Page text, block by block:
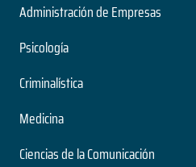
Administración de Empresas
Psicología
Criminalística
Medicina
Ciencias de la Comunicación